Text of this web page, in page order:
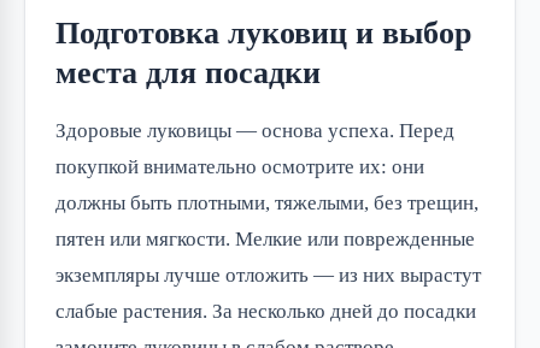
Подготовка луковиц и выбор
места для посадки
Здоровые луковицы — основа успеха. Перед
покупкой внимательно осмотрите их: они
должны быть плотными, тяжелыми, без трещин,
пятен или мягкости. Мелкие или поврежденные
экземпляры лучше отложить — из них вырастут
слабые растения. За несколько дней до посадки